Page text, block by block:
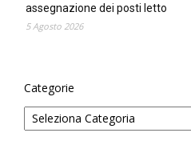
assegnazione dei posti letto
5 Agosto 2026
Categorie